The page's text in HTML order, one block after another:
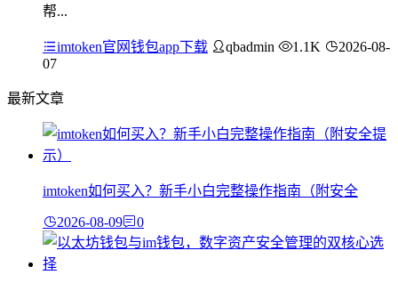
帮...
imtoken官网钱包app下载 qbadmin 1.1K
2026-08-
07
最新文章
imtoken如何买入？新手小白完整操作指南（附安全
2026-08-09 0